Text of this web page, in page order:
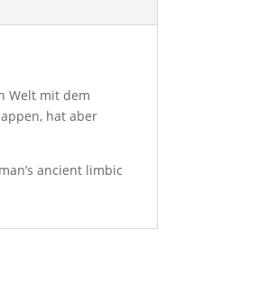
Welt mit dem
hat aber
ancient limbic